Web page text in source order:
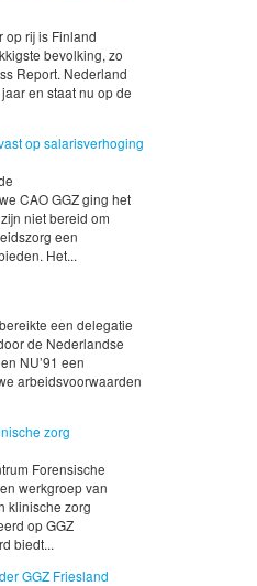
op rij is Finland
bevolking, zo
Report. Nederland
en staat nu op de
op salarisverhoging
CAO GGZ ging het
niet bereid om
een
Het...
een delegatie
de Nederlandse
NU’91 een
arbeidsvoorwaarden
zorg
Forensische
werkgroep van
klinische zorg
op GGZ
biedt...
GGZ Friesland